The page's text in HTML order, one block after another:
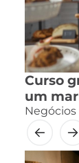
Curso
um
Negócios